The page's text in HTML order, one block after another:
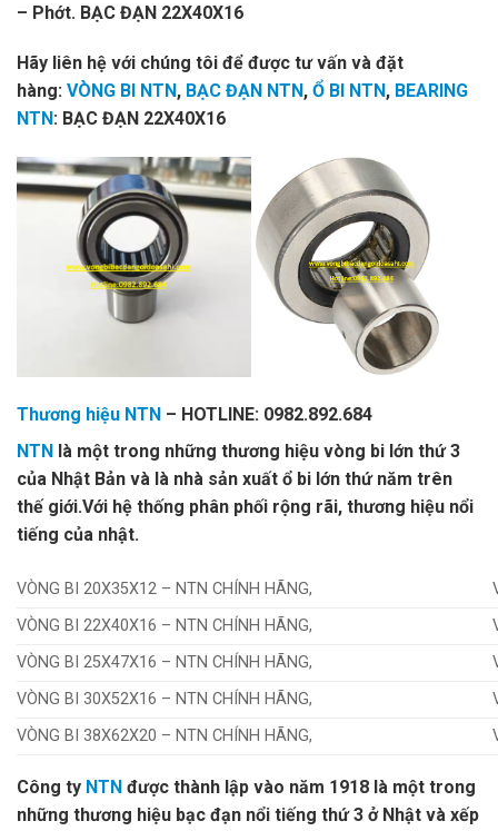
– Phớt. BẠC ĐẠN 22X40X16
Hãy liên hệ với chúng tôi để được tư vấn và đặt
hàng: VÒNG BI NTN , BẠC ĐẠN NTN , Ổ BI NTN , BEARING
NTN : BẠC ĐẠN 22X40X16
Thương hiệu NTN – HOTLINE: 0982.892.684
NTN
là một trong những thương hiệu vòng bi lớn thứ 3
của Nhật Bản và là nhà sản xuất ổ bi lớn thứ năm trên
thế giới.Với hệ thống phân phối rộng rãi, thương hiệu nổi
tiếng của nhật.
VÒNG BI 20X35X12 – NTN CHÍNH HÃNG,
VÒNG BI 22X40X16 – NTN CHÍNH HÃNG,
VÒNG BI 25X47X16 – NTN CHÍNH HÃNG,
VÒNG BI 30X52X16 – NTN CHÍNH HÃNG,
VÒNG BI 38X62X20 – NTN CHÍNH HÃNG,
Công ty NTN được thành lập vào năm 1918 là một trong
những thương hiệu bạc đạn nổi tiếng thứ 3 ở Nhật và xếp